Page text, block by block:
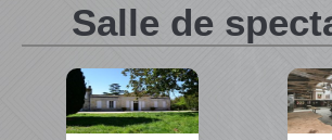
Salle de